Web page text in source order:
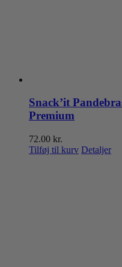
Snack’it
Premium
72.00 kr.
Tilføj til kurv Detaljer